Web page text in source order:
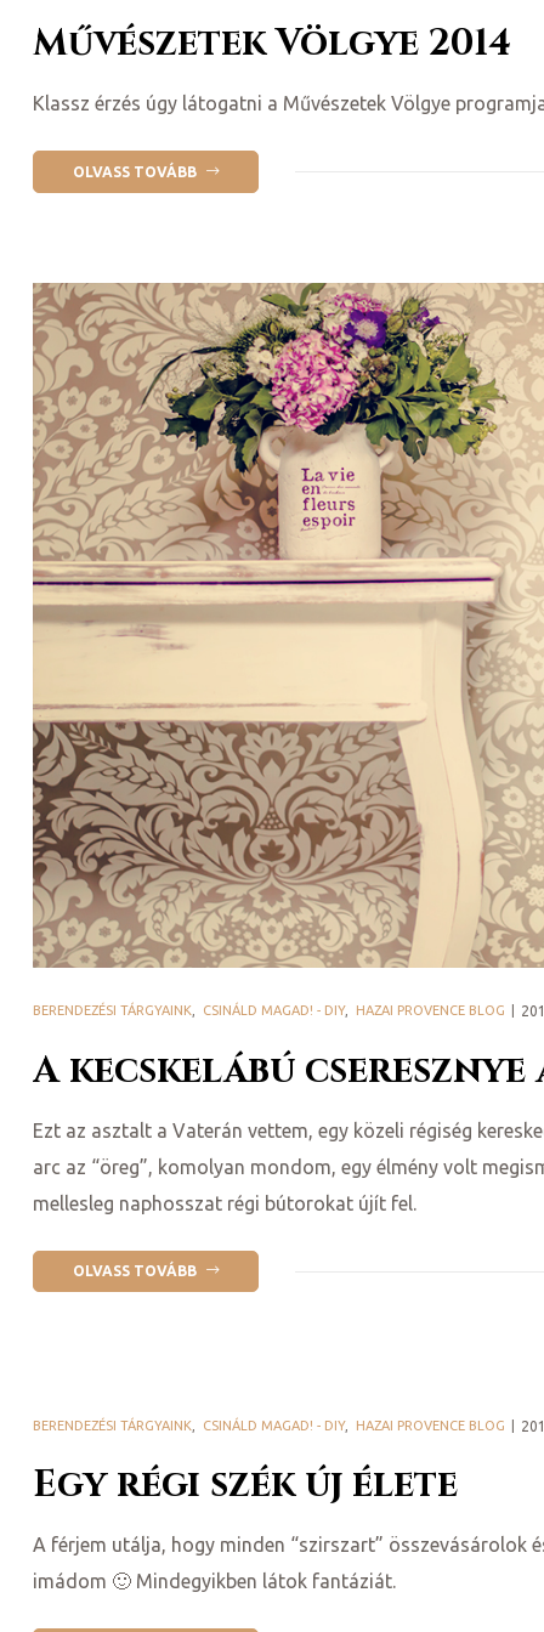
Művészetek Völgye 2014
Klassz érzés úgy látogatni a Művészetek Völgye
OLVASS TOVÁBB
A kecskelábú
BERENDEZÉSI TÁRGYAINK, CSINÁLD MAGAD! - DIY, HAZAI PROVENCE BLOG
Ezt az asztalt a Vaterán vettem, egy közeli régiség
arc az “öreg”, komolyan mondom, egy élmény volt
mellesleg naphosszat régi bútorokat újít fel.
OLVASS TOVÁBB
Egy régi szék új élete
BERENDEZÉSI TÁRGYAINK CSINÁLD MAGAD! - DIY, HAZAI PROVENCE BLOG
A férjem utálja, hogy minden “szirszart”
imádom 🙂 Mindegyikben látok fantáziát.